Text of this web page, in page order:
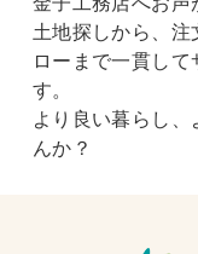
土地探しから、
ローまで一貫し
す。
より良い暮らし
んか？